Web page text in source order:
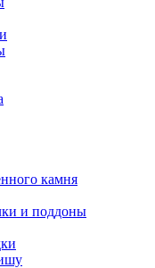
камня
и поддоны